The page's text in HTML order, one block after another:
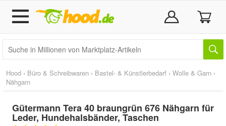
Hood › Büro & Schreibwaren › Bastel- & Künstlerbedarf › Wolle & Garn ›
Nähgarn
Gütermann Tera 40 braungrün 676 Nähgarn für
Leder, Hundehalsbänder, Taschen